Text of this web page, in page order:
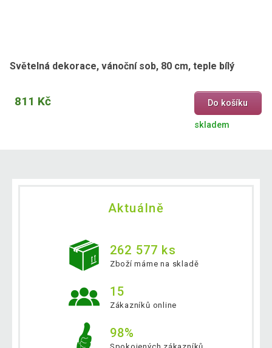
Světelná dekorace, vánoční sob, 80 cm, teple bílý
811 Kč Do košíku
skladem
Aktuálně
262 577 ks
Zboží máme na skladě
15
Zákazníků online
98%